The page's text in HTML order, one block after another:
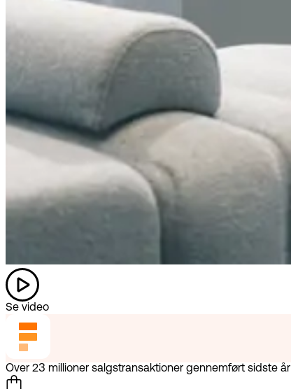
Se video
Over 23 millioner salgstransaktioner gennemført sidste år